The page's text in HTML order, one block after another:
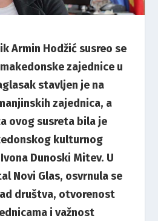
Armin Hodžić susreo se
zajednice u
stavljen je na
zajednica, a
ovog susreta bila je
kulturnog
Dunoski Mitev. U
Novi Glas, osvrnula se
društva, otvorenost
i važnost